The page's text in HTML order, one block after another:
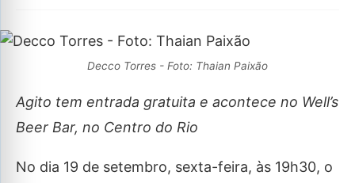
Decco Torres - Foto: Thaian Paixão
Agito tem entrada gratuita e acontece no Well’s
Beer Bar, no Centro do Rio
No dia 19 de setembro, sexta-feira, às 19h30, o